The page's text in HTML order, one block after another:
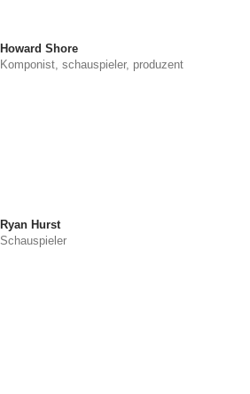
Howard Shore
Komponist, schauspieler, produzent
Ryan Hurst
Schauspieler